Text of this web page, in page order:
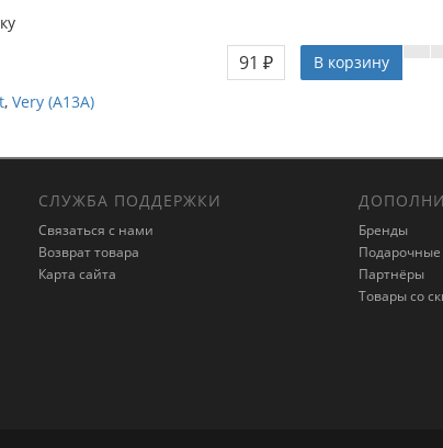
91 ₽
В корзину
, Very (A13A)
СЛУЖБА ПОДДЕРЖКИ
Связаться с нами
Возврат товара
Карта сайта
Бренды
Партнёры
Товары со